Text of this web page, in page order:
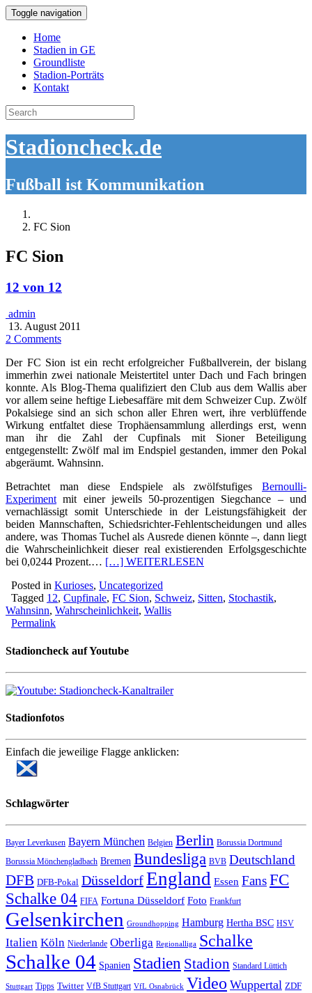
Toggle navigation
Home
Stadien in GE
Groundliste
Stadion-Porträts
Kontakt
Search
for:
Stadioncheck.de
Fußball ist Kommunikation
FC Sion
FC Sion
12 von 12
admin
13. August 2011
2 Comments
Der FC Sion ist ein recht erfolgreicher Fußballverein, der bislang
immerhin zwei nationale Meistertitel unter Dach und Fach bringen
konnte. Als Blog-Thema qualifiziert den Club aus dem Wallis aber
vor allem seine heftige Liebesaffäre mit dem Schweizer Cup. Zwölf
Pokalsiege sind an sich schon aller Ehren wert, ihre verblüffende
Wirkung entfaltet diese Trophäensammlung allerdings erst, wenn
man ihr die Zahl der Cupfinals mit Sioner Beteiligung
entgegenstellt: Zwölf mal im Endspiel gestanden, immer den Pokal
abgeräumt. Wahnsinn.
Betrachtet man diese Endspiele als zwölfstufiges Bernoulli-
Experiment mit einer jeweils 50-prozentigen Siegchance – und
vernachlässigt somit Unterschiede in der Leistungsfähigkeit der
beiden Mannschaften, Schiedsrichter-Fehlentscheidungen und alles
andere, was Thomas Tuchel als Ausrede dienen könnte –, dann liegt
die Wahrscheinlichkeit dieser real existierenden Erfolgsgeschichte
bei 0,0244 Prozent.… […] WEITERLESEN
Posted in Kurioses, Uncategorized
Tagged 12, Cupfinale, FC Sion, Schweiz, Sitten, Stochastik,
Wahnsinn, Wahrscheinlichkeit, Wallis
Permalink
Stadioncheck auf Youtube
Stadionfotos
Einfach die jeweilige Flagge anklicken:
Schlagwörter
Bayer Leverkusen Bayern München Belgien Berlin Borussia Dortmund
Borussia Mönchengladbach Bremen Bundesliga BVB Deutschland
DFB DFB-Pokal DüsseldorfEngland Essen FansFC
Schalke 04 FIFA Fortuna Düsseldorf Foto Frankfurt
Gelsenkirchen Groundhopping Hamburg Hertha BSC HSV
Italien Köln Niederlande Oberliga Regionalliga Schalke
Schalke 04 Spanien Stadien Stadion Standard Lüttich
Stuttgart Tipps Twitter VfB Stuttgart VfL Osnabrück Video Wuppertal ZDF